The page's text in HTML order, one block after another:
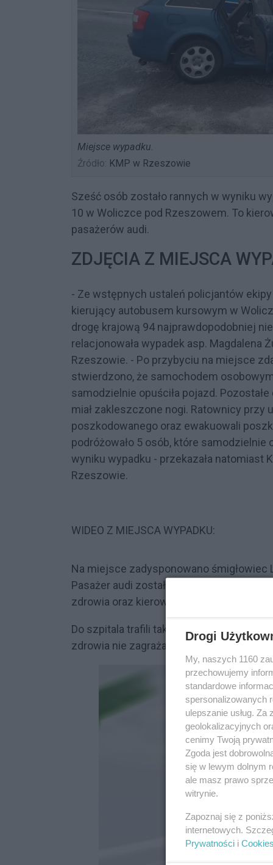
Miejsce wypadku.
Źródło: KMP w Rzeszowie
Sześć osób zostało rannych w wyniku
10 w Woliczce pod Rzeszowem. To
pasażerów audi.
ZDJĘCIA Z MIEJSCA
- Ze wstępnych ustaleń policjantów
kierujący autobusem kursowym w
drogę krajową 94 najprawdopodobniej
relacjonowała wypadek asp.
Rzeszowie. - Po przybyciu na miejsce
stwierdzono, że samochodem
samodzielnie opuściła pojazd.
miał zakleszczone nogi. Ratownicy
poszkodowanego oraz ewakuowali
podróżowało 5 osób, które samodzielnie
wyniku wypadku - przekazała natomiast
Rzeszowie.
WIDEO Z MIEJSCA WYPADKU:
Na miejsce zadysponowano śmigłowiec
Pasażer audi został śmigłowcem
zdrowia oraz kierowcy samochodu
Do szpitala trafili także kierowca
zdrowia nie zagraża utracie życia.
Drogi
My, naszych 1160
przechowujemy
standardowe
spersonalizowanych
ulepszanie usług.
geolokalizacyjnych
cenimy Twoją
Zgoda jest
się w lewym dolnym
ale masz prawo
witrynie.
Zapoznaj się z
internetowych.
Prywatności i Cookies